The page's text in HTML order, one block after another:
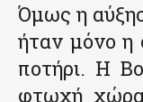
Όμως η
ήταν μόνο η
ποτήρι. Η
φτωχή χώρα